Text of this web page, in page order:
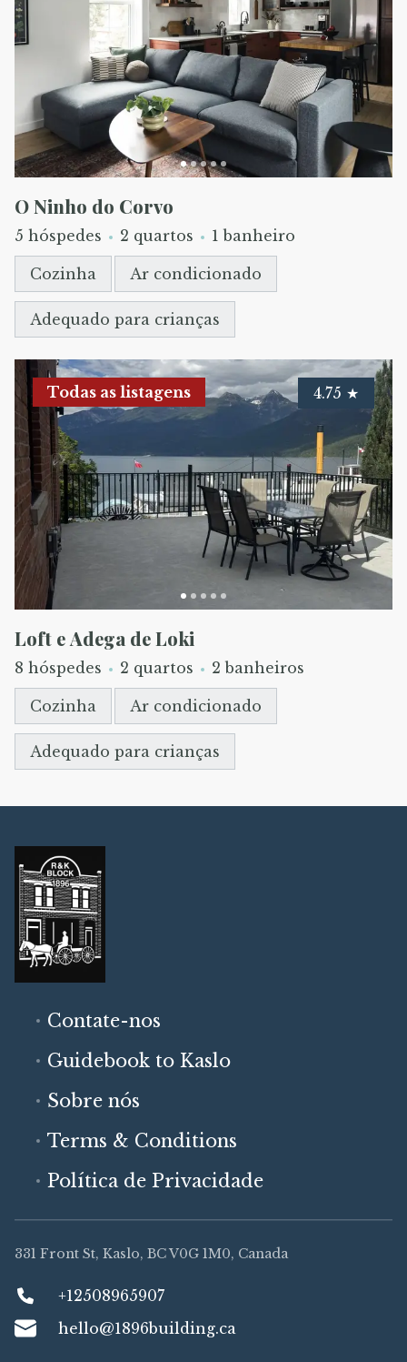
O Ninho do Corvo
5 hóspedes 2 quartos 1 banheiro
Cozinha Ar condicionado
Adequado para crianças
Todas as listagens 4.75 ★
Loft e Adega de Loki
8 hóspedes 2 quartos 2 banheiros
Cozinha Ar condicionado
Adequado para crianças
Contate-nos
Guidebook to Kaslo
Sobre nós
Terms & Conditions
Política de Privacidade
331 Front St, Kaslo, BC V0G 1M0, Canada
+12508965907
hello@1896building.ca